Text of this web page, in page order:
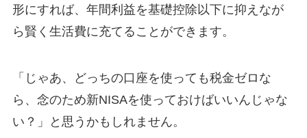
形にすれば、年間利益を基礎控除以下に抑えなが
ら賢く生活費に充てることができます。
「じゃあ、どっちの口座を使っても税金ゼロな
ら、念のため新NISAを使っておけばいいんじゃな
い？」と思うかもしれません。